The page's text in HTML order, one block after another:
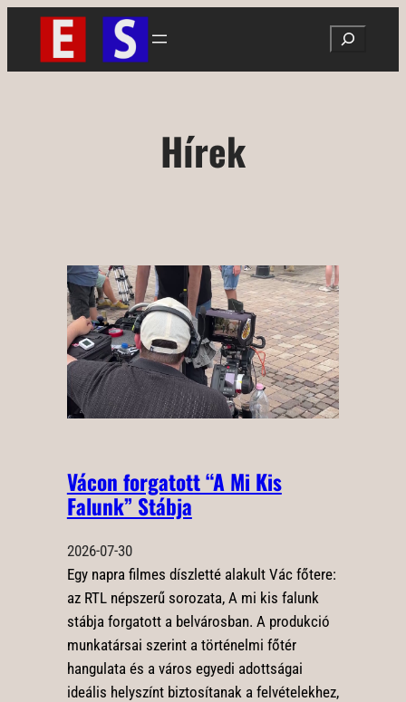
Ugrás
tartalomhoz
Search
Hírek
Vácon forgatott “A Mi Kis
Falunk” Stábja
2026-07-30
Egy napra filmes díszletté alakult Vác főtere:
az RTL népszerű sorozata, A mi kis falunk
stábja forgatott a belvárosban. A produkció
munkatársai szerint a történelmi főtér
hangulata és a város egyedi adottságai
ideális helyszínt biztosítanak a felvételekhez,